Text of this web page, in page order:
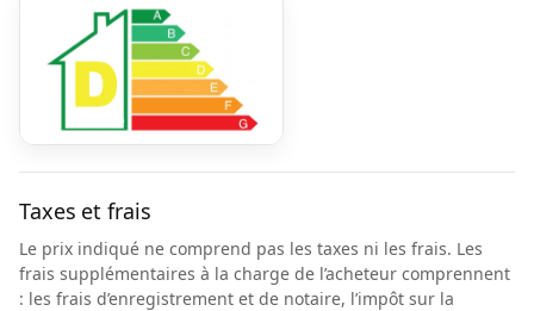
Taxes et frais
Le prix indiqué ne comprend pas les taxes ni les frais. Les
frais supplémentaires à la charge de l’acheteur comprennent
: les frais d’enregistrement et de notaire, l’impôt sur la